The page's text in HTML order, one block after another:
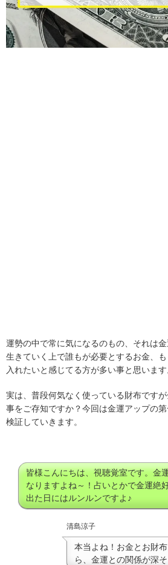
運勢の中で常に気になるのもの、それは
生きていく上で誰もが必要とするお金、
入れたいと感じてる方が多い事と思います
実は、普段何気なく使っている財布です
事をご存知ですか？今回は金運アップの
検証していきます。
皆様こんにちは、視聴覚室です。金
なりますよね～！占いとかで金運絶
出た日にはルンルンですよ♪
清島涼子
本当よね！お金とお財
ら、金運との関係が深そ